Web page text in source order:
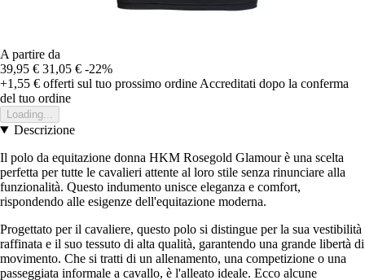
A partire da
39,95 € 31,05 € -22%
+1,55 € offerti sul tuo prossimo ordine Accreditati dopo la conferma
del tuo ordine
Loading...
Descrizione
Il polo da equitazione donna HKM Rosegold Glamour è una scelta
perfetta per tutte le cavalieri attente al loro stile senza rinunciare alla
funzionalità. Questo indumento unisce eleganza e comfort,
rispondendo alle esigenze dell'equitazione moderna.
Progettato per il cavaliere, questo polo si distingue per la sua vestibilità
raffinata e il suo tessuto di alta qualità, garantendo una grande libertà di
movimento. Che si tratti di un allenamento, una competizione o una
passeggiata informale a cavallo, è l'alleato ideale. Ecco alcune